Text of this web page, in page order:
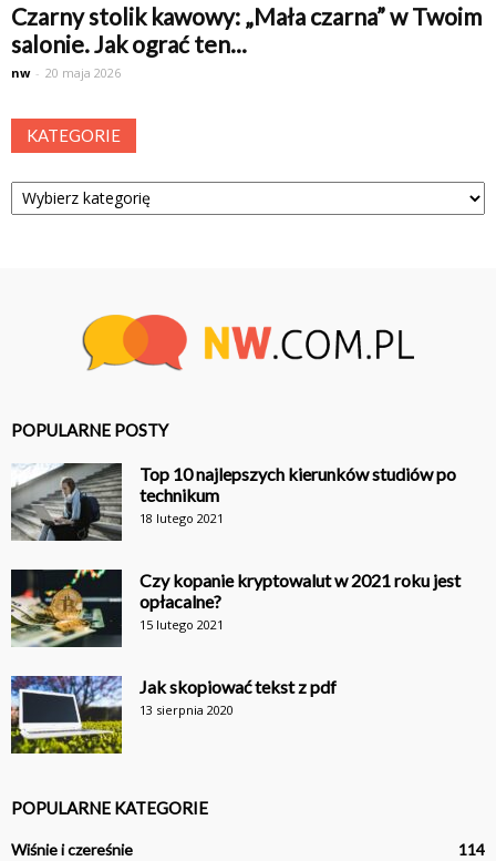
Czarny stolik kawowy: „Mała czarna” w Twoim
salonie. Jak ograć ten...
nw - 20 maja 2026
KATEGORIE
Kategorie
POPULARNE POSTY
Top 10 najlepszych kierunków studiów po
technikum
18 lutego 2021
Czy kopanie kryptowalut w 2021 roku jest
opłacalne?
15 lutego 2021
Jak skopiować tekst z pdf
13 sierpnia 2020
POPULARNE KATEGORIE
Wiśnie i czereśnie 114